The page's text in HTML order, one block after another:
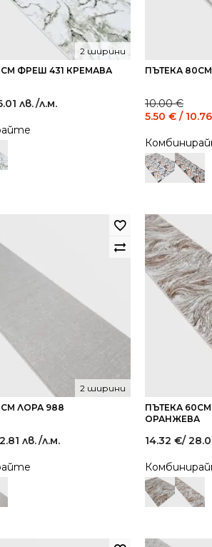
ФРЕШ 431 КРЕМАВА
2 ширини
лв./л.м.
ПЪТЕКА
10.00€
Original
price
10.00 €
/
19.56
лв..
5.50 € /
Current
price
5.50 €
/
10.76
лв..
ЛОРА 988
2 ширини
лв./л.м.
ПЪТЕКА
ОРАНЖЕВА
14.32 €/